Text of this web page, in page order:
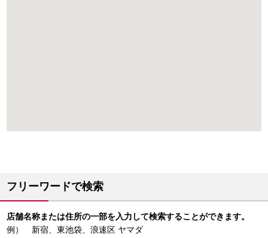
フリーワードで検索
店舗名称または住所の一部を入力して検索することができます。
例） 新宿、東池袋、浪速区 ヤマダ